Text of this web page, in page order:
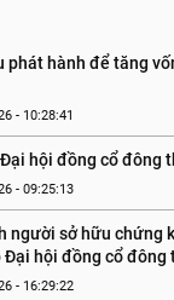
phát hành để tăng
- 10:28:41
hội đồng cổ đông
- 09:25:13
người sở hữu chứng
hội đồng cổ đông
- 16:29:22